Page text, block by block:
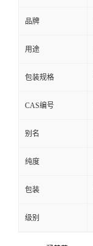
品牌
用途
包装规格
CAS编号
别名
纯度
包装
级别